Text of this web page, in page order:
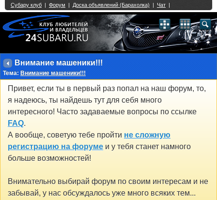
Внимание машеники!!!
Тема: Внимание машеники!!!
Привет, если ты в первый раз попал на наш форум, то,
я надеюсь, ты найдешь тут для себя много
интересного! Часто задаваемые вопросы по ссылке
FAQ.
А вообще, советую тебе пройти не сложную
регистрацию на форуме и у тебя станет намного
больше возможностей!
Внимательно выбирай форум по своим интересам и не
забывай, у нас обсуждалось уже много всяких тем...
Single Sign On provided byvBSSO
2 3 4 5 6 7 8 9 10 11 12 13 14 15 16 17 18 21 22 23 24 25 26
27 28 29 30 31 32 33 34 35 36 37 38 39 40 41 42 43